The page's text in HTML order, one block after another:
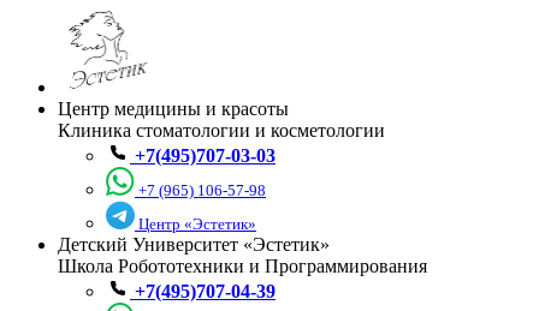
Центр медицины и красоты
Клиника стоматологии и косметологии
+7(495)707-03-03
+7 (965) 106-57-98
Центр «Эстетик»
Детский Университет «Эстетик»
Школа Робототехники и Программирования
+7(495)707-04-39